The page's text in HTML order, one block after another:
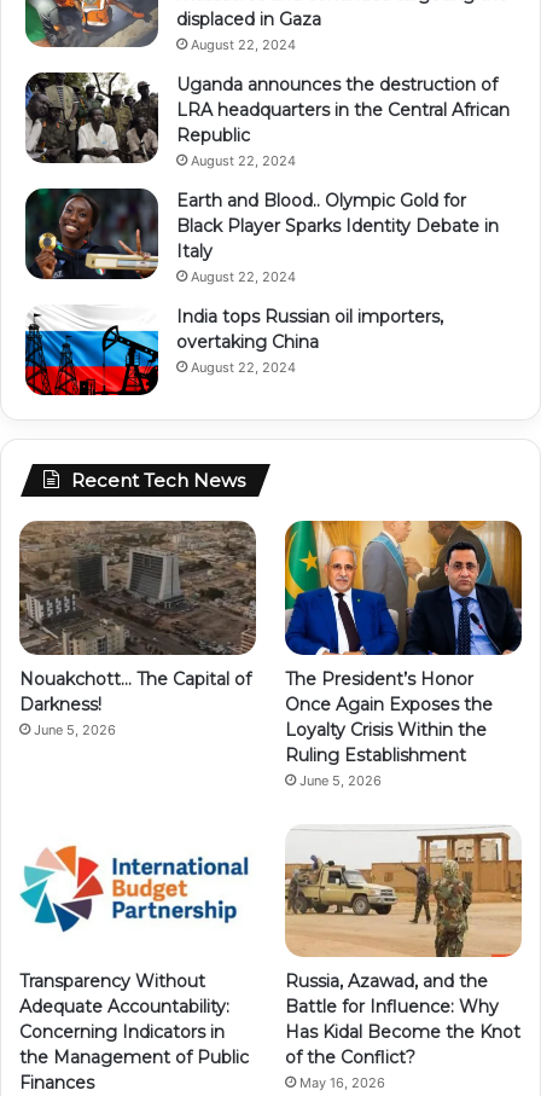
displaced in Gaza
August 22, 2024
Uganda announces the destruction of
LRA headquarters in the Central African
Republic
August 22, 2024
Earth and Blood.. Olympic Gold for
Black Player Sparks Identity Debate in
Italy
August 22, 2024
India tops Russian oil importers,
overtaking China
August 22, 2024
Recent Tech News
Nouakchott… The Capital of
Darkness!
June 5, 2026
The President’s Honor
Once Again Exposes the
Loyalty Crisis Within the
Ruling Establishment
June 5, 2026
Transparency Without
Adequate Accountability:
Concerning Indicators in
the Management of Public
Finances
Russia, Azawad, and the
Battle for Influence: Why
Has Kidal Become the Knot
of the Conflict?
May 16, 2026